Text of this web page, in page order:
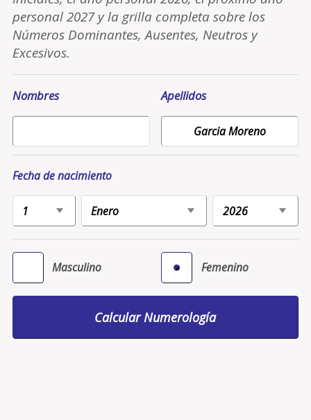
personal 2027 y la grilla completa sobre los
Números Dominantes, Ausentes, Neutros y
Excesivos.
Nombres Apellidos
Fecha de nacimiento
Masculino Femenino